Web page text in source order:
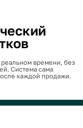
для разных групп
вариации товаров
и
позиций